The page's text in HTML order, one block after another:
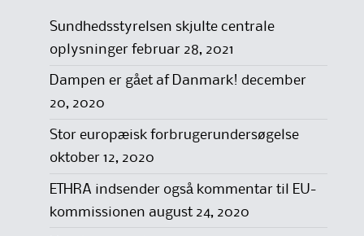
Sundhedsstyrelsen skjulte centrale
oplysninger februar 28, 2021
Dampen er gået af Danmark! december
20, 2020
Stor europæisk forbrugerundersøgelse
oktober 12, 2020
ETHRA indsender også kommentar til EU-
kommissionen august 24, 2020